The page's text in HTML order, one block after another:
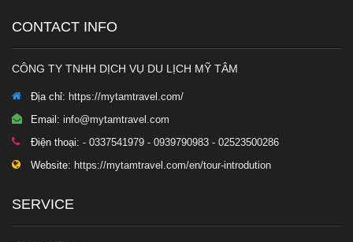
CONTACT INFO
CÔNG TY TNHH DỊCH VỤ DU LỊCH MỸ TÂM
Địa chỉ: https://mytamtravel.com/
Email: info@mytamtravel.com
Điện thoại: - 0337541979 - 0939790983 - 02523500286
Website: https://mytamtravel.com/en/tour-introdution
SERVICE